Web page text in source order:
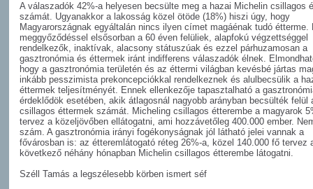
A válaszadók 42%-a helyesen becsülte meg a hazai Michelin csillagos
számát. Ugyanakkor a lakosság közel ötöde (18%) hiszi úgy, hogy
Magyarországnak egyáltalán nincs ilyen címet magáénak tudó étterme.
meggyőződéssel elsősorban a 60 éven felüliek, alapfokú végzettséggel
rendelkezők, inaktívak, alacsony státuszúak és ezzel párhuzamosan a
gasztronómia és éttermek iránt indifferens válaszadók élnek.
hogy a gasztronómia területén és az éttermi világban kevésbé jártas
inkább pesszimista prekoncepciókkal rendelkeznek és alulbecsülik a
éttermek teljesítményét. Ennek ellenkezője tapasztalható a
érdeklődök esetében, akik átlagosnál nagyobb arányban becsülték felül
csillagos éttermek számát. Micheling csillagos étterembe a magyarok
tervez a közeljövőben ellátogatni, ami hozzávetőleg 400.000 ember.
szám. A gasztronómia irányi fogékonyságnak jól látható jelei vannak a
fővárosban is: az étteremlátogató réteg 26%-a, közel 140.000 fő tervez
következő néhány hónapban Michelin csillagos étterembe látogatni.
Széll Tamás a legszélesebb körben ismert séf